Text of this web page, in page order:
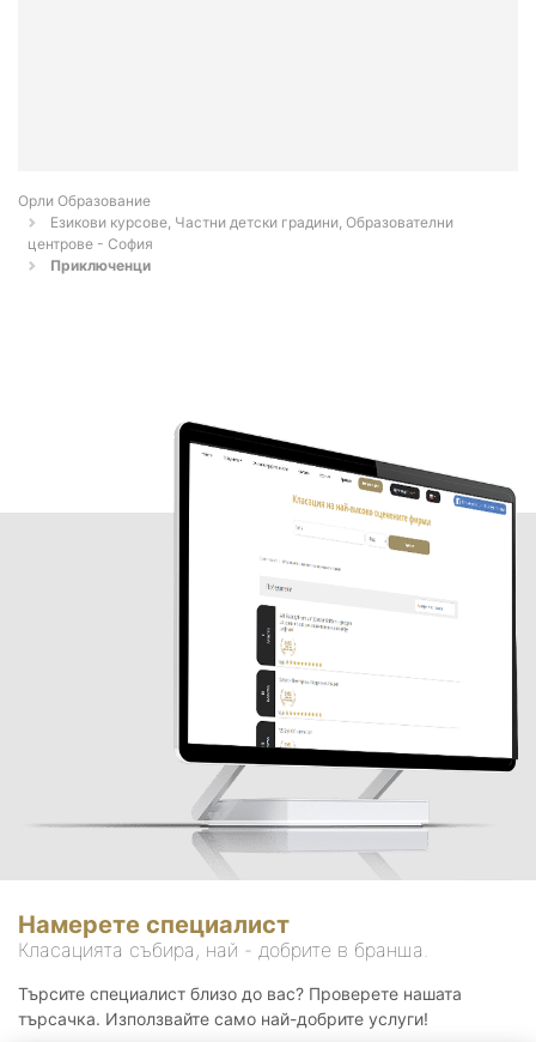
Орли Образование
Езикови курсове, Частни детски градини, Образователни
центрове - София
Приключенци
Намерете специалист
Класацията събира, най - добрите в бранша.
Търсите специалист близо до вас? Проверете нашата
търсачка. Използвайте само най-добрите услуги!